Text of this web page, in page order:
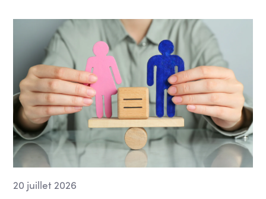
Emploi, Formation, Pensions, bien-être
au travail (y compris migration
économique et Formation Promotion
sociale)
Enseignement
Enseignement fondamental
Enseignement supérieur et recherche
scientifique
Environnement, biodiversité et
durabilité
Familles et petite enfance
20 juillet 2026